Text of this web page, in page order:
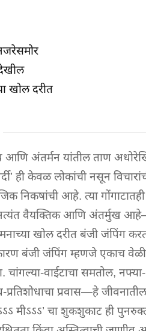
देखील
खोल दरीत
आणि अंतर्मन यांतील ताण
ही केवळ लोकांची नसून
निकषांची आहे. त्या गोंगाटातही
वैयक्तिक आणि अंतर्मुख
खोल दरीत बंजी जंपिंग
बंजी जंपिंग म्हणजे एकाच वेळी
वाईटाचा समतोल, नफ्या-
प्रवास—हे जीवनातील
मीऽऽऽ’ चा शुकशुकाट ही